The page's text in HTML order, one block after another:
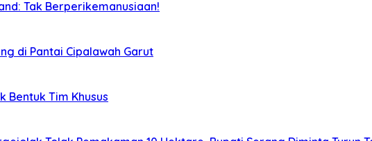
Tak Berperikemanusiaan!
di Pantai Cipalawah Garut
Bentuk Tim Khusus